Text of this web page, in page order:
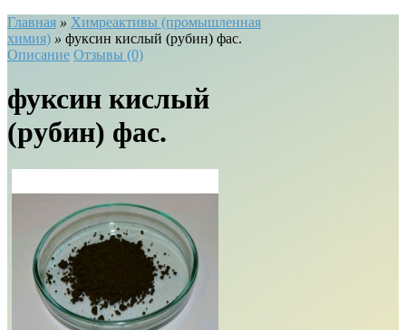
Главная » Химреактивы (промышленная
химия) » фуксин кислый (рубин) фас.
Описание Отзывы (0)
фуксин кислый
(рубин) фас.